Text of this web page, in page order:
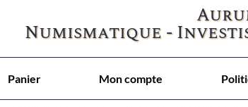
Numismatique -
Panier Mon compte